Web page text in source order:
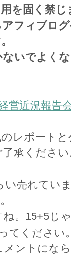
を固く禁じ
フィブロ
ないでよく
営近況報告
レポート
承ください
い売れてい
。15+5じ
てください
ントにな